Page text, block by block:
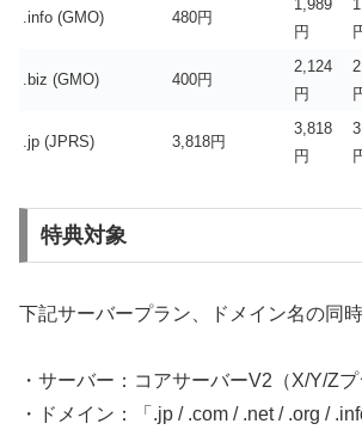
.info (GMO) 480円
1,989
円
.biz (GMO) 400円
2,124
円
.jp (JPRS) 3,818円
3,818
円
特典対象
下記サーバープラン、ドメイン名の同
・サーバー：コアサーバーV2（X/Y/Zプ
・ドメイン：「.jp / .com / .net / .org /